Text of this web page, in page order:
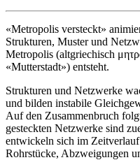
«Metropolis versteckt»
Strukturen, Muster und
Metropolis (altgriechisch
«Mutterstadt») entsteht.
Strukturen und Netzwerke
und bilden instabile
Auf den Zusammenbruch
gesteckten Netzwerke sind
entwickeln sich im
Rohrstücke, Abzweigungen